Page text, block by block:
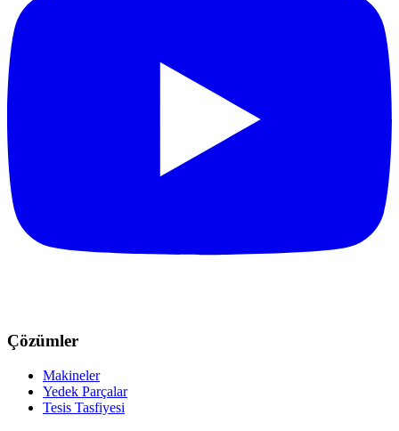
Çözümler
Makineler
Yedek Parçalar
Tesis Tasfiyesi